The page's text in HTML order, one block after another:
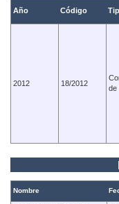
Año Código
2012 18/2012
de
Nombre